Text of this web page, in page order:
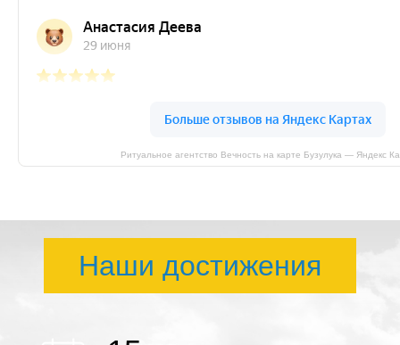
Ритуальное агентство Вечность на карте Бузулука — Яндекс
Наши достижения